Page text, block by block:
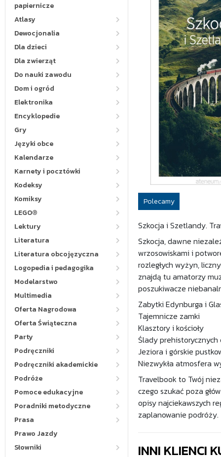
papiernicze
Atlasy
Dewocjonalia
Dla dzieci
Dla zwierząt
Do nauki zawodu
Dom i ogród
Elektronika
Encyklopedie
Gry
Języki obce
Kalendarze
Karnety i pocztówki
Kodeksy
Komiksy
LEGO®
Lektury
Literatura
Literatura obcojęzyczna
Logopedia i pedagogika
Modelarstwo
Multimedia
Oferta Nagrodowa
Oferta Świąteczna
Party
Podręczniki
Podręczniki akademickie
Podróże
Pomoce edukacyjne
Poradniki metodyczne
Prasa
Prawo Jazdy
Słowniki
Polecamy
Szkocja i Szetlandy.
Szkocja, dawne
wrzosowiskami i
rozległych wyżyn,
znajdą tu amatorzy
poszukiwacze
Zabytki Edynburga i
Tajemnicze zamki
Klasztory i kościoły
Ślady prehistorycznych
Jeziora i górskie
Niezwykła atmosfera
Travelbook to Twój
czego szukać poza
opisy najciekawszych
zaplanowanie podróży.
INNI KLIENCI